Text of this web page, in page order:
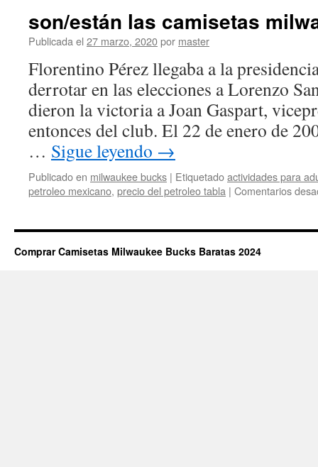
bucks
zip
son/están las camisetas
Publicada el 27 marzo, 2020por master
Florentino Pérez llegaba a la
derrotar en las elecciones a Lorenzo
dieron la victoria a Joan Gaspart,
entonces del club. El 22 de enero de
… Sigue leyendo →
Publicado en milwaukee bucks | Etiquetadoactividades para
petroleo mexicano, precio del petroleo tabla | Comentarios
Comprar Camisetas Milwaukee Bucks Baratas 2024